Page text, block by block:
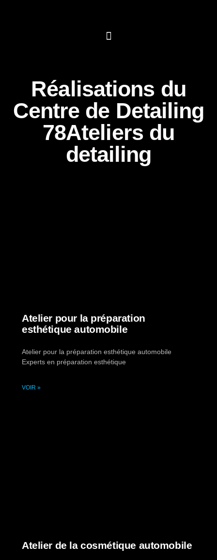
Réalisations du
Centre de Detailing
78Ateliers du
detailing
Atelier pour la préparation
esthétique automobile
Atelier pour la préparation esthétique automobile
Experts en préparation esthétique
VOIR »
Atelier de la cosmétique automobile